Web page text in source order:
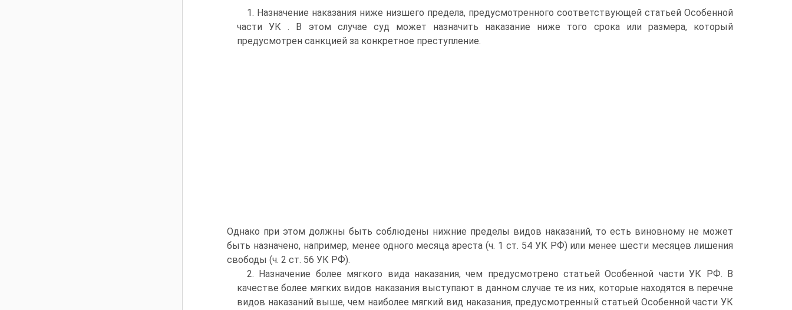
1. Назначение наказания ниже низшего предела, предусмотренного соответствующей статьей Особенной
части УК . В этом случае суд может назначить наказание ниже того срока или размера, который
предусмотрен санкцией за конкретное преступление.
Однако при этом должны быть соблюдены нижние пределы видов наказаний, то есть виновному не может
быть назначено, например, менее одного месяца ареста (ч. 1 ст. 54 УК РФ) или менее шести месяцев лишения
свободы (ч. 2 ст. 56 УК РФ).
2. Назначение более мягкого вида наказания, чем предусмотрено статьей Особенной части УК РФ. В
качестве более мягких видов наказания выступают в данном случае те из них, которые находятся в перечне
видов наказаний выше, чем наиболее мягкий вид наказания, предусмотренный статьей Особенной части УК